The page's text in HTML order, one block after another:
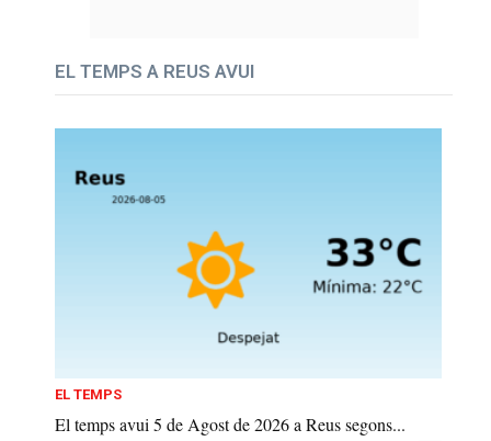
EL TEMPS A REUS AVUI
EL TEMPS
El temps avui 5 de Agost de 2026 a Reus segons...